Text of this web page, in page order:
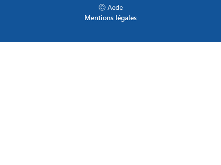
Ⓒ Aede
Mentions légales